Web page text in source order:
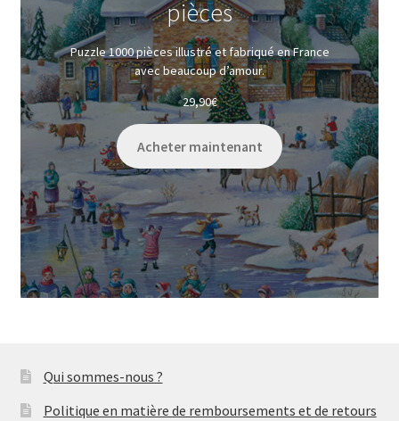
pièces
Puzzle 1000 pièces illustré et fabriqué en France
avec beaucoup d’amour.
29,90€
Acheter maintenant
Qui sommes-nous ?
Politique en matière de remboursements et de retours